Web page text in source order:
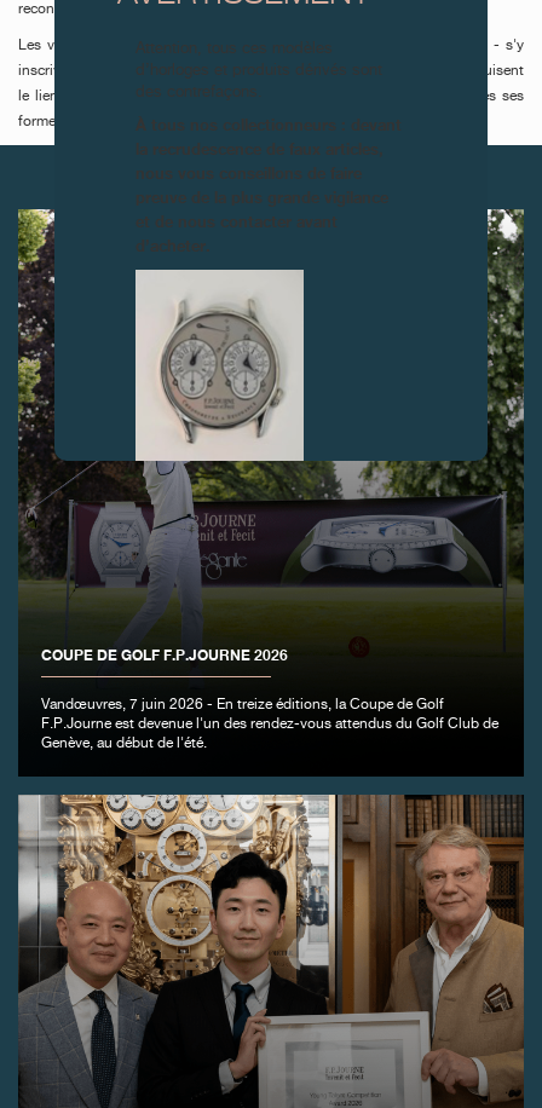
reconnaissance institutionnelle des créateurs qu'il met en lumière.
Les valeurs qui définissent F.P.Journe - Authenticité, Rareté et Talent - s'y
inscrivent naturellement. Réunies dans l'acronyme « A.R.T. », elles traduisent
le lien étroit que la Manufacture entretient avec la création sous toutes ses
formes, et son engagement en faveur de sa transmission.
ARTICLES SUIVANTS
COUPE DE GOLF F.P.JOURNE 2026
Vandœuvres, 7 juin 2026 - En treize éditions, la Coupe de Golf
F.P.Journe est devenue l'un des rendez-vous attendus du Golf Club de
Genève, au début de l'été.
À tous nos collectionneurs : devant
la recrudescence de faux articles,
nous vous conseillons de faire
preuve de la plus grande vigilance
et de nous contacter avant
d’acheter.
FAUX
FAUX
FAUX